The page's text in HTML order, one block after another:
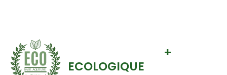
BASE AQUEUSE
+
ECOLOGIQUE